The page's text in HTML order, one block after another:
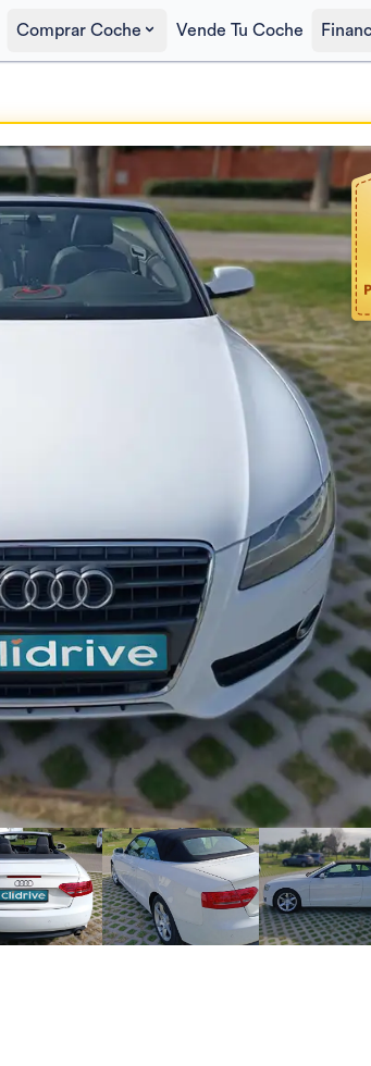
Comprar Coche Vende Tu Coche
12.500€